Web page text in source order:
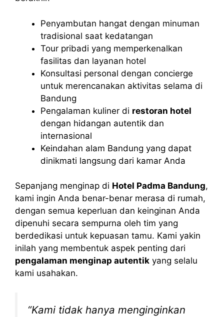
Penyambutan hangat dengan minuman
tradisional saat kedatangan
Tour pribadi yang memperkenalkan
fasilitas dan layanan hotel
Konsultasi personal dengan concierge
untuk merencanakan aktivitas selama di
Bandung
Pengalaman kuliner di restoran hotel
dengan hidangan autentik dan
internasional
Keindahan alam Bandung yang dapat
dinikmati langsung dari kamar Anda
Sepanjang menginap di Hotel Padma Bandung,
kami ingin Anda benar-benar merasa di rumah,
dengan semua keperluan dan keinginan Anda
dipenuhi secara sempurna oleh tim yang
berdedikasi untuk kepuasan tamu. Kami yakin
inilah yang membentuk aspek penting dari
pengalaman menginap autentik yang selalu
kami usahakan.
“Kami tidak hanya menginginkan